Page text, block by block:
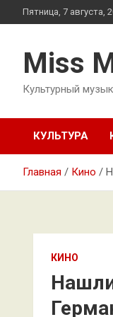
Перейти
к
Пятница, 7 августа,
Miss
Культурный
КУЛЬТУРА
Главная Кино
КИНО